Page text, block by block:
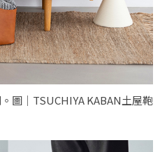
圖｜TSUCHIYA KABAN土屋鞄